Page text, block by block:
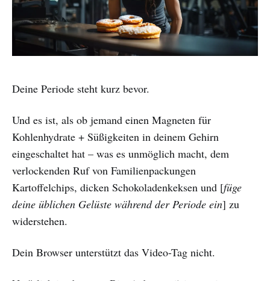
Deine Periode steht kurz bevor.
Und es ist, als ob jemand einen Magneten für
Kohlenhydrate + Süßigkeiten in deinem Gehirn
eingeschaltet hat – was es unmöglich macht, dem
verlockenden Ruf von Familienpackungen
Kartoffelchips, dicken Schokoladenkeksen und [füge
deine üblichen Gelüste während der Periode ein] zu
widerstehen.
Dein Browser unterstützt das Video-Tag nicht.